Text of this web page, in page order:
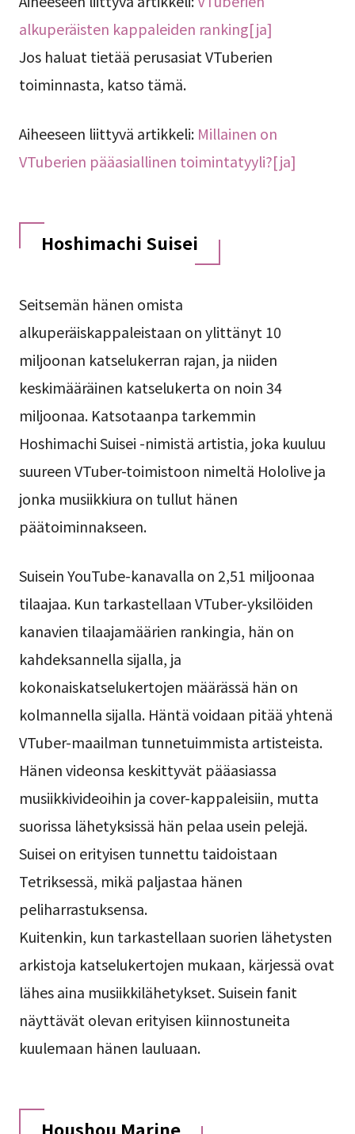
alkuperäisten kappaleiden ranking[ja]
Jos haluat tietää perusasiat VTuberien
toiminnasta, katso tämä.
Aiheeseen liittyvä artikkeli: Millainen on
VTuberien pääasiallinen toimintatyyli?[ja]
Hoshimachi Suisei
Seitsemän hänen omista
alkuperäiskappaleistaan on ylittänyt 10
miljoonan katselukerran rajan, ja niiden
keskimääräinen katselukerta on noin 34
miljoonaa. Katsotaanpa tarkemmin
Hoshimachi Suisei -nimistä artistia, joka kuuluu
suureen VTuber-toimistoon nimeltä Hololive ja
jonka musiikkiura on tullut hänen
päätoiminnakseen.
Suisein YouTube-kanavalla on 2,51 miljoonaa
tilaajaa. Kun tarkastellaan VTuber-yksilöiden
kanavien tilaajamäärien rankingia, hän on
kahdeksannella sijalla, ja
kokonaiskatselukertojen määrässä hän on
kolmannella sijalla. Häntä voidaan pitää yhtenä
VTuber-maailman tunnetuimmista artisteista.
Hänen videonsa keskittyvät pääasiassa
musiikkivideoihin ja cover-kappaleisiin, mutta
suorissa lähetyksissä hän pelaa usein pelejä.
Suisei on erityisen tunnettu taidoistaan
Tetriksessä, mikä paljastaa hänen
peliharrastuksensa.
Kuitenkin, kun tarkastellaan suorien lähetysten
arkistoja katselukertojen mukaan, kärjessä ovat
lähes aina musiikkilähetykset. Suisein fanit
näyttävät olevan erityisen kiinnostuneita
kuulemaan hänen lauluaan.
Houshou Marine